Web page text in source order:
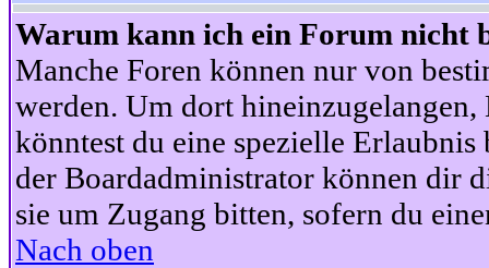
Warum kann ich ein Forum nicht
Manche Foren können nur von
werden. Um dort hineinzugelangen,
könntest du eine spezielle
der Boardadministrator können dir
sie um Zugang bitten, sofern du
Nach oben